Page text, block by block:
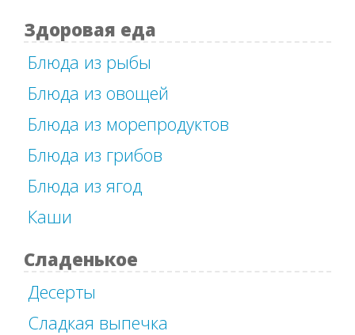
Здоровая еда
Блюда из рыбы
Блюда из овощей
Блюда из морепродуктов
Блюда из грибов
Блюда из ягод
Каши
Сладенькое
Десерты
Сладкая выпечка